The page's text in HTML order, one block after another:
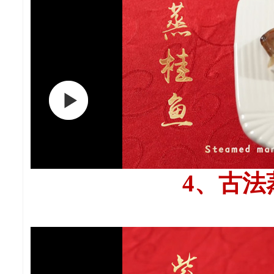
4、 古法